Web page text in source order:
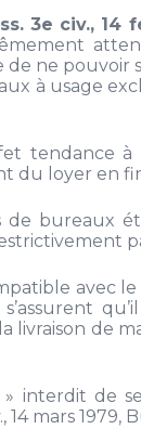
3e civ., 14
de ne
à usage
tendance
du loyer en
de bureaux
avec
de
interdit de
mars 1979,